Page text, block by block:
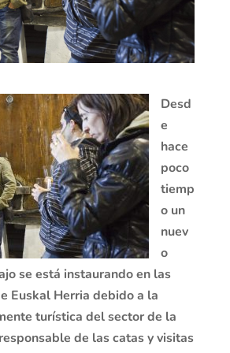
Desd
e
hace
poco
tiemp
o un
nuev
o
se está instaurando en las
Euskal Herria debido a la
turística del sector de la
de las catas y visitas